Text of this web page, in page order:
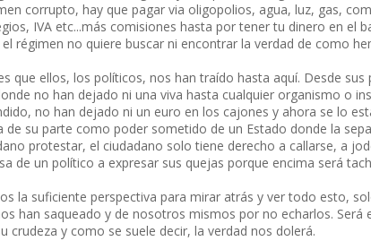
corrupto, hay que pagar via oligopolios, agua, luz, gas,
IVA etc...más comisiones hasta por tener tu dinero en el
régimen no quiere buscar ni encontrar la verdad de como
que ellos, los políticos, nos han traído hasta aquí. Desde
no han dejado ni una viva hasta cualquier organismo o
no han dejado ni un euro en los cajones y ahora se lo
de su parte como poder sometido de un Estado donde la
protestar, el ciudadano solo tiene derecho a callarse, a
de un político a expresar sus quejas porque encima será
la suficiente perspectiva para mirar atrás y ver todo esto,
han saqueado y de nosotros mismos por no echarlos. Será
crudeza y como se suele decir, la verdad nos dolerá.